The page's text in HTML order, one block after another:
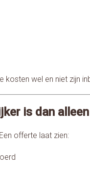
kosten wel en niet zijn
is dan
offerte laat zien: